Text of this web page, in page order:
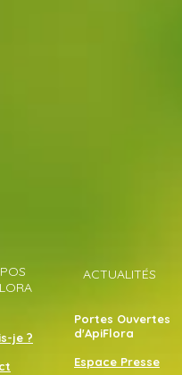
ACTUALITÉS
je ?
Portes Ouvertes
d'ApiFlora
Espace Presse